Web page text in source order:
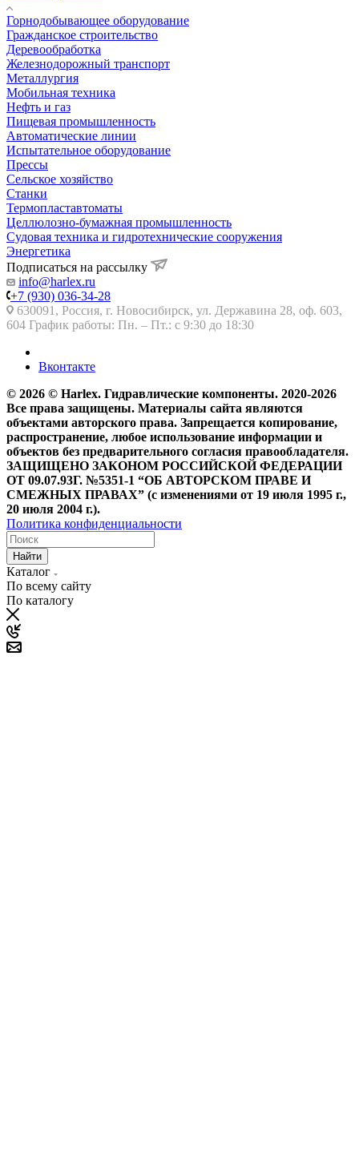
Горнодобывающее оборудование
Гражданское строительство
Деревообработка
Железнодорожный транспорт
Металлургия
Мобильная техника
Нефть и газ
Пищевая промышленность
Автоматические линии
Испытательное оборудование
Прессы
Сельское хозяйство
Станки
Термопластавтоматы
Целлюлозно-бумажная промышленность
Судовая техника и гидротехнические сооружения
Энергетика
Подписаться на рассылку
info@harlex.ru
+7 (930) 036-34-28
630091, Россия, г. Новосибирск, ул. Державина 28, оф. 603,
604 График работы: Пн. – Пт.: с 9:30 до 18:30
Вконтакте
© 2026 © Harlex. Гидравлические компоненты. 2020-2026
Все права защищены. Материалы сайта являются
объектами авторского права. Запрещается копирование,
распространение, любое использование информации и
объектов без предварительного согласия правообладателя.
ЗАЩИЩЕНО ЗАКОНОМ РОССИЙСКОЙ ФЕДЕРАЦИИ
ОТ 09.07.93Г. №5351-1 “ОБ АВТОРСКОМ ПРАВЕ И
СМЕЖНЫХ ПРАВАХ” (с изменениями от 19 июля 1995 г.,
20 июля 2004 г.).
Политика конфиденциальности
Найти
Каталог
По всему сайту
По каталогу